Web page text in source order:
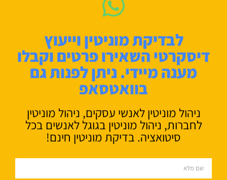
לבדיקת מוניטין וייעוץ
דיסקרטי השאירו פרטים וקבלו
מענה מיידי. ניתן לפנות גם
בוואטסאפ
ניהול מוניטין לאנשי עסקים, ניהול מוניטין
לחברות, ניהול מוניטין בגוגל לאנשים בכל
סיטואציה. בדיקת מוניטין חינם!